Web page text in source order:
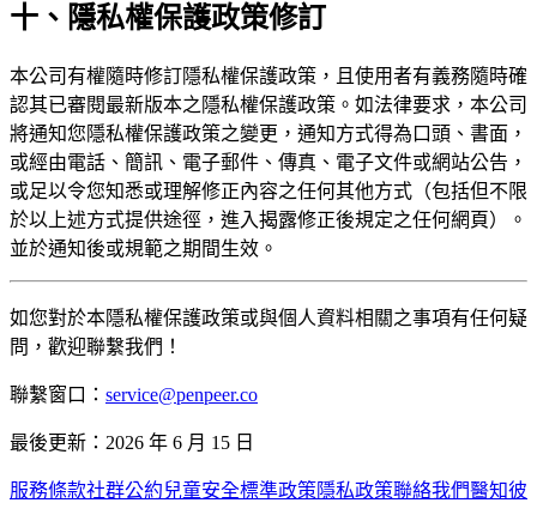
十、隱私權保護政策修訂
本公司有權隨時修訂隱私權保護政策，且使用者有義務隨時確
認其已審閱最新版本之隱私權保護政策。如法律要求，本公司
將通知您隱私權保護政策之變更，通知方式得為口頭、書面，
或經由電話、簡訊、電子郵件、傳真、電子文件或網站公告，
或足以令您知悉或理解修正內容之任何其他方式（包括但不限
於以上述方式提供途徑，進入揭露修正後規定之任何網頁）。
並於通知後或規範之期間生效。
如您對於本隱私權保護政策或與個人資料相關之事項有任何疑
問，歡迎聯繫我們！
聯繫窗口： service@penpeer.co
最後更新：2026 年 6 月 15 日
服務條款社群公約兒童安全標準政策隱私政策聯絡我們醫知彼